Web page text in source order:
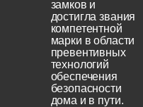
замков и
достигла звания
компетентной
марки в области
превентивных
технологий
обеспечения
безопасности
дома и в пути.